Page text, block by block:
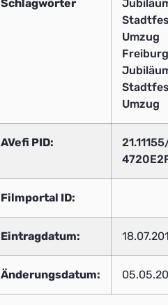
Schlagwörter
Umzug
Umzug
AVefi PID:
Filmportal ID:
Eintragdatum:
Änderungsdatum: